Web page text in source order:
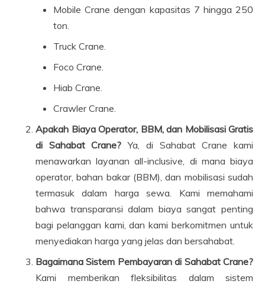
Mobile Crane dengan kapasitas 7 hingga 250
ton.
Truck Crane.
Foco Crane.
Hiab Crane.
Crawler Crane.
Apakah Biaya Operator, BBM, dan Mobilisasi Gratis
di Sahabat Crane? Ya, di Sahabat Crane kami
menawarkan layanan all-inclusive, di mana biaya
operator, bahan bakar (BBM), dan mobilisasi sudah
termasuk dalam harga sewa. Kami memahami
bahwa transparansi dalam biaya sangat penting
bagi pelanggan kami, dan kami berkomitmen untuk
menyediakan harga yang jelas dan bersahabat.
Bagaimana Sistem Pembayaran di Sahabat Crane?
Kami memberikan fleksibilitas dalam sistem